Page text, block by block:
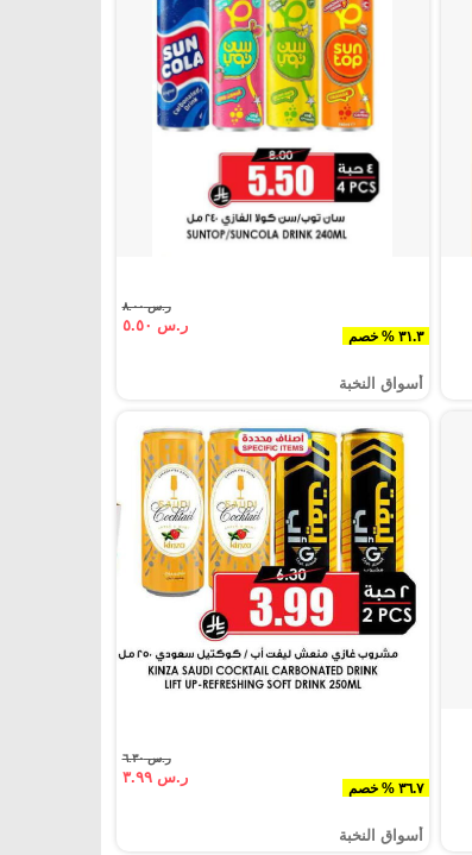
٣١.٣ % خصم
ر.س ٨.٠٠
ر.س ٥.٥٠
أسواق النخبة
٣٦.٧ % خصم
ر.س ٦.٣٠
ر.س ٣.٩٩
أسواق النخبة